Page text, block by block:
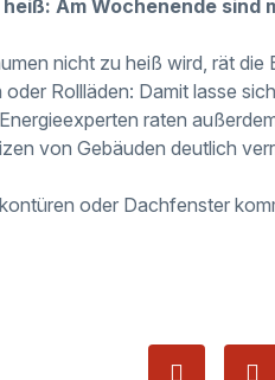
Am Wochenende sind
nicht zu heiß wird, rät
oder Rollläden: Damit lasse
raten
von Gebäuden deutlich
oder Dachfenster